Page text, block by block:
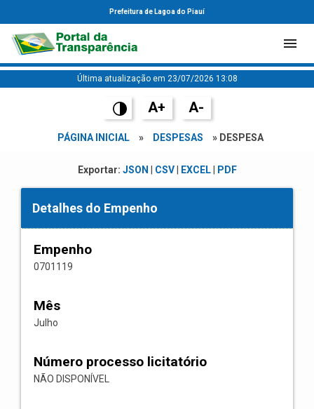
Prefeitura de Lagoa do Piauí
Última atualização em 23/07/2026 13:08
A+ A-
PÁGINA INICIAL » DESPESAS » DESPESA
Exportar: JSON CSV| EXCEL| PDF
Detalhes do Empenho
Empenho
0701119
Mês
Julho
Número processo licitatório
NÃO DISPONÍVEL